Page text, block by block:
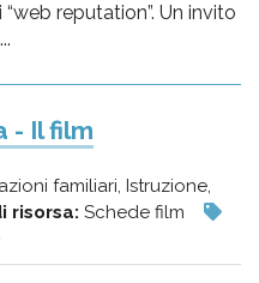
reputation”. Un invito
- Il film
familiari, Istruzione,
risorsa: Schede film